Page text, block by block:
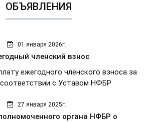
ОБЪЯВЛЕНИЯ
01 января 2026г.
членский взнос
ежегодного членского взноса за
соответствии с Уставом НФБР
27 января 2025г.
органа НФБР о